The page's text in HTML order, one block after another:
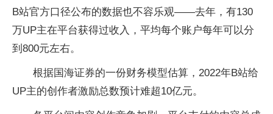
B站官方口径公布的数据也不容乐观——去年，有130
万UP主在平台获得过收入，平均每个账户每年可以分
到800元左右。
根据国海证券的一份财务模型估算，2022年B站给
UP主的创作者激励总数预计难超10亿元。